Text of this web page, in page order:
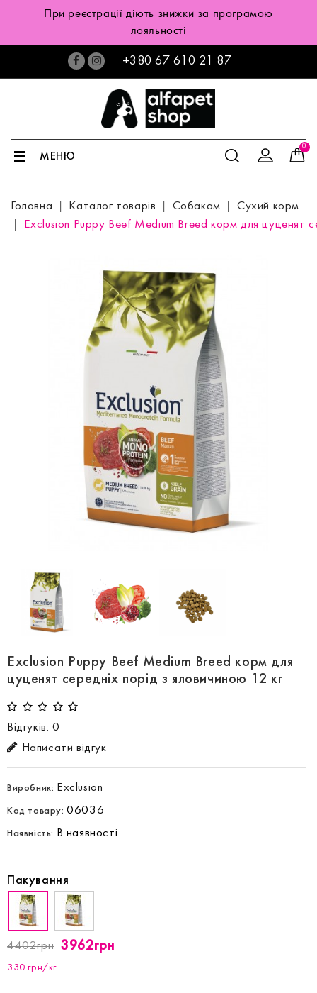
При реєстрації діють знижки за програмою
лояльності
+380 67 610 21 87
0
МЕНЮ
Головна Каталог товарів Собакам
Сухий корм
Exclusion Puppy Beef Medium Breed корм для цуценят
Exclusion Puppy Beef Medium Breed корм для
цуценят середніх порід з яловичиною 12 кг
Відгуків: 0
Написати відгук
Виробник: Exclusion
Код товару:06036
Наявність: В наявності
Пакування
4402грн 3962грн
330 грн/кг